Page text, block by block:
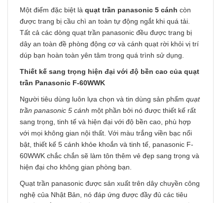
Một điểm đặc biệt là quạt trần panasonic 5 cánh còn
được trang bị cầu chì an toàn tự động ngắt khi quá tải.
Tất cả các dòng quạt trần panasonic đều được trang bị
dây an toàn đề phòng động cơ và cánh quạt rời khỏi vị trí
dúp bạn hoàn toàn yên tâm trong quá trình sử dụng.
Thiết kế sang trọng hiện đại với độ bền cao của quạt
trần Panasonic F-60WWK
Người tiêu dùng luôn lựa chọn và tin dùng sản phẩm quạt
trần panasonic 5 cánh một phần bởi nó được thiết kế rất
sang trọng, tinh tế và hiện đại với độ bền cao, phù hợp
với mọi không gian nội thất. Với màu trắng viền bạc nổi
bật, thiết kế 5 cánh khỏe khoắn và tinh tế, panasonic F-
60WWK chắc chắn sẽ làm tôn thêm vẻ đẹp sang trọng và
hiện đại cho không gian phòng bạn.
Quạt trần panasonic được sản xuất trên dây chuyền công
nghệ của Nhật Bản, nó đáp ứng được đầy đủ các tiêu